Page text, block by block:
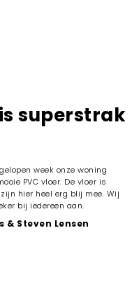
superstrak
week onze woning
PVC vloer. De vloer is
hier heel erg blij mee. Wij
bij iedereen aan.
& Steven Lensen